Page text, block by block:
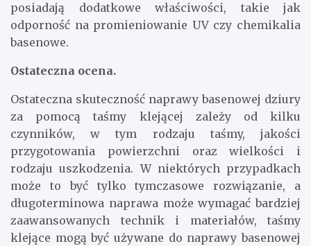
posiadają dodatkowe właściwości, takie jak
odporność na promieniowanie UV czy chemikalia
basenowe.
Ostateczna ocena.
Ostateczna skuteczność naprawy basenowej dziury
za pomocą taśmy klejącej zależy od kilku
czynników, w tym rodzaju taśmy, jakości
przygotowania powierzchni oraz wielkości i
rodzaju uszkodzenia. W niektórych przypadkach
może to być tylko tymczasowe rozwiązanie, a
długoterminowa naprawa może wymagać bardziej
zaawansowanych technik i materiałów, taśmy
klejące mogą być używane do naprawy basenowej